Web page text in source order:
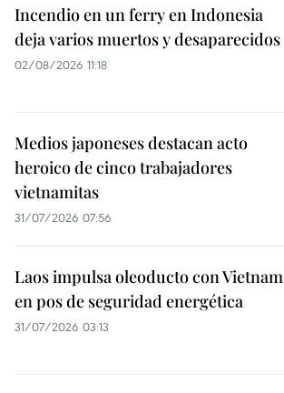
Incendio en un ferry en Indonesia
deja varios muertos y desaparecidos
02/08/2026 11:18
Medios japoneses destacan acto
heroico de cinco trabajadores
vietnamitas
31/07/2026 07:56
Laos impulsa oleoducto con Vietnam
en pos de seguridad energética
31/07/2026 03:13